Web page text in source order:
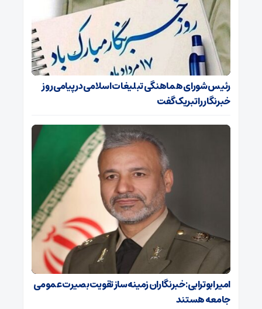
رئیس شورای هماهنگی تبلیغات اسلامی در پیامی روز
خبرنگار را تبریک گفت
امیر ابوترابی: خبرنگاران زمینه‌ساز تقویت بصیرت عمومی
جامعه هستند